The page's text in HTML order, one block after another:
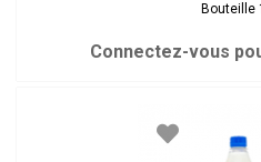
Bouteille
Connectez-vous